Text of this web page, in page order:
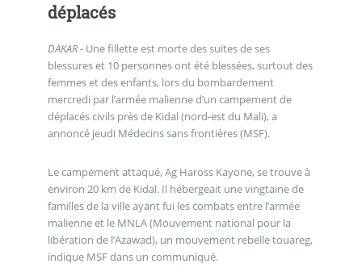
déplacés
DAKAR - Une fillette est morte des suites de ses
blessures et 10 personnes ont été blessées, surtout des
femmes et des enfants, lors du bombardement
mercredi par l’armée malienne d’un campement de
déplacés civils près de Kidal (nord-est du Mali), a
annoncé jeudi Médecins sans frontières (MSF).
Le campement attaqué, Ag Haross Kayone, se trouve à
environ 20 km de Kidal. Il hébergeait une vingtaine de
familles de la ville ayant fui les combats entre l’armée
malienne et le MNLA (Mouvement national pour la
libération de l’Azawad), un mouvement rebelle touareg,
indique MSF dans un communiqué.